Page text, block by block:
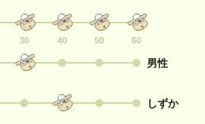
30 40 50 60
男性
しずか